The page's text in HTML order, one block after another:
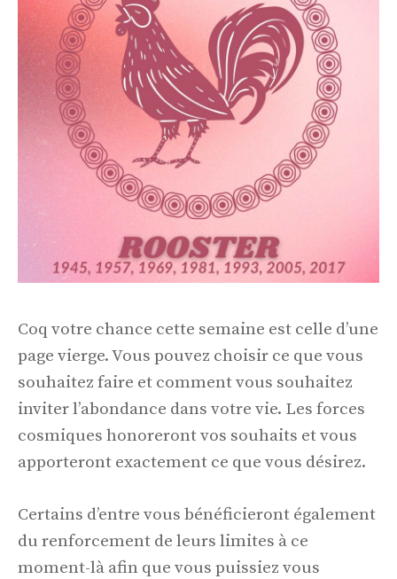
Coq votre chance cette semaine est celle d’une
page vierge. Vous pouvez choisir ce que vous
souhaitez faire et comment vous souhaitez
inviter l’abondance dans votre vie. Les forces
cosmiques honoreront vos souhaits et vous
apporteront exactement ce que vous désirez.
Certains d’entre vous bénéficieront également
du renforcement de leurs limites à ce
moment-là afin que vous puissiez vous